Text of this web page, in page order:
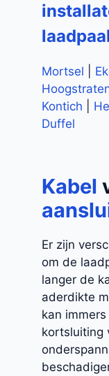
laadpaal
Mortsel
Kontich
Duffel
Kabel
Er zijn
om de
langer de
aderdikte
kan
kortsluiting